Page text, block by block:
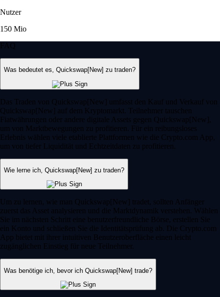
Nutzer
150 Mio
FAQ
Was bedeutet es, Quickswap[New] zu traden?
Das Traden von Quickswap[New] umfasst den Kauf und Verkauf von
Quickswap[New] auf dem Kryptomarkt. Teilnehmer tauschen
Fiatwährungen oder andere digitale Assets gegen Quickswap[New],
um von Marktbewegungen zu profitieren. Für ein reibungsloses
Erlebnis wählen viele etablierte Plattformen wie die Crypto.com App,
um von tiefer Liquidität und Echtzeitdaten zu profitieren.
Wie lerne ich, Quickswap[New] zu traden?
Um zu lernen, wie man Quickswap[New] tradet, sollten Anfänger
zuerst das Asset analysieren und die Marktdynamik verstehen. Wählen
Sie im nächsten Schritt eine benutzerfreundliche Börse, erstellen Sie
ein Konto und schließen Sie die Identitätsprüfung ab. Die Crypto.com
App bietet mit ihrer intuitiven Benutzeroberfläche einen leicht
zugänglichen Einstieg für neue Teilnehmer.
Was benötige ich, bevor ich Quickswap[New] trade?